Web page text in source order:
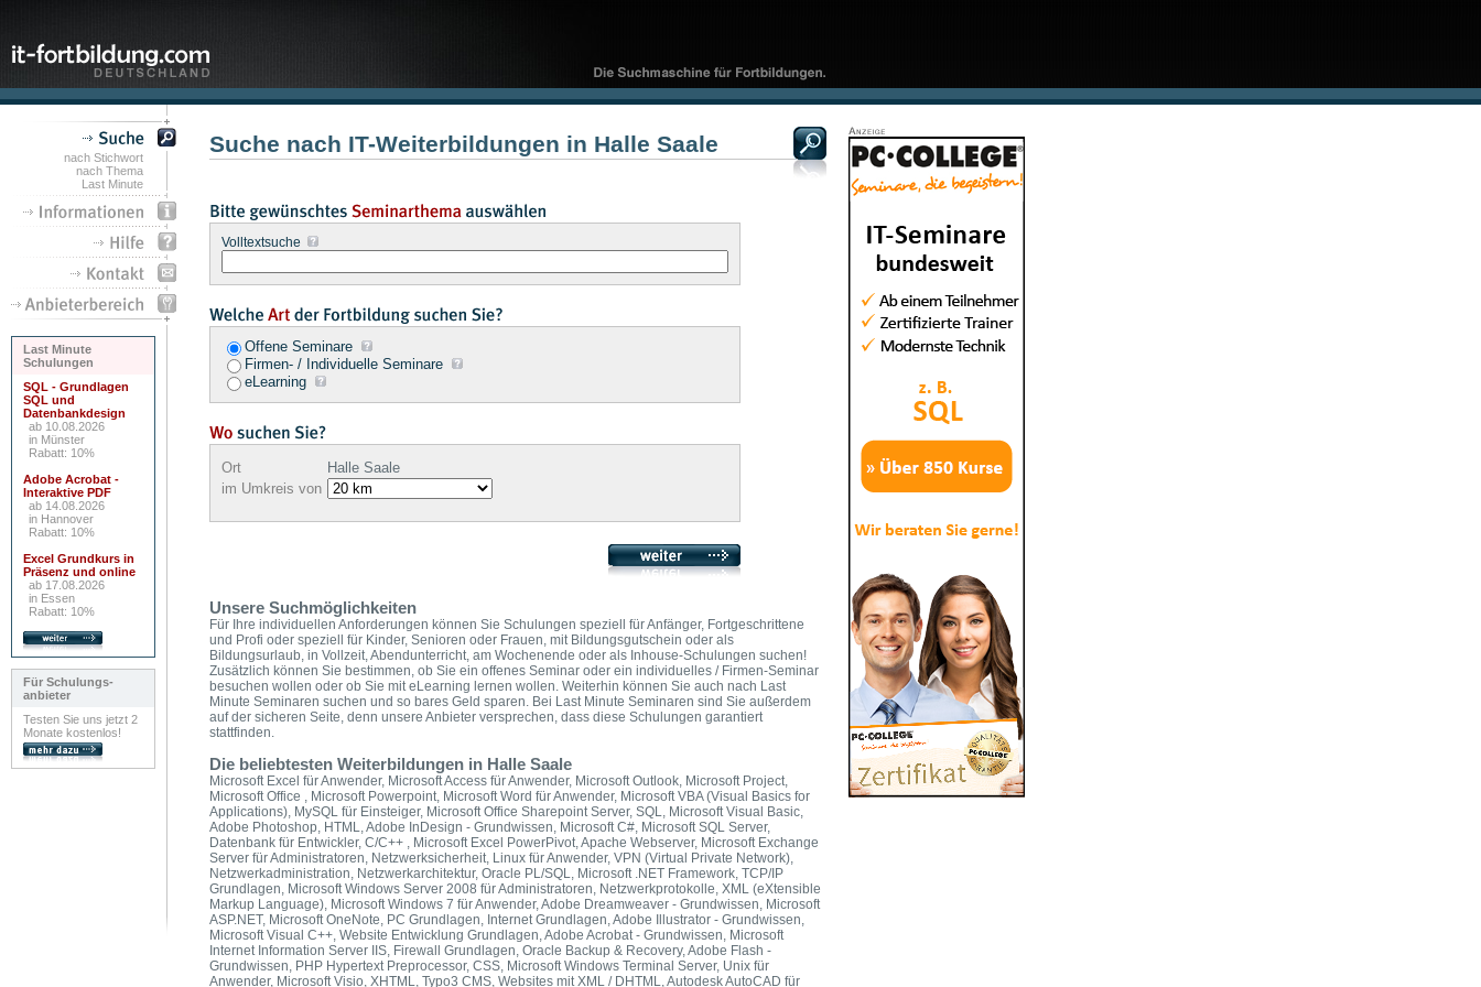
nach Stichwort
nach Thema
Last Minute
Last Minute
Schulungen
SQL - Grundlagen
SQL und
Datenbankdesign
ab 10.08.2026
in Münster
Rabatt: 10%
Adobe Acrobat -
Interaktive PDF
ab 14.08.2026
in Hannover
Rabatt: 10%
Excel Grundkurs in
Präsenz und online
ab 17.08.2026
in Essen
Rabatt: 10%
Für Schulungs-
anbieter
Testen Sie uns jetzt 2
Monate kostenlos!
Suche nach IT-Weiterbildungen in Halle Saale
Volltextsuche
Offene Seminare
Firmen- / Individuelle Seminare
eLearning
Ort
Halle Saale
im Umkreis von
Unsere Suchmöglichkeiten
Für Ihre individuellen Anforderungen können Sie Schulungen speziell für Anfänger, Fortgeschrittene
und Profi oder speziell für Kinder, Senioren oder Frauen, mit Bildungsgutschein oder als
Bildungsurlaub, in Vollzeit, Abendunterricht, am Wochenende oder als Inhouse-Schulungen suchen!
Zusätzlich können Sie bestimmen, ob Sie ein offenes Seminar oder ein individuelles / Firmen-Seminar
besuchen wollen oder ob Sie mit eLearning lernen wollen. Weiterhin können Sie auch nach Last
Minute Seminaren suchen und so bares Geld sparen. Bei Last Minute Seminaren sind Sie außerdem
auf der sicheren Seite, denn unsere Anbieter versprechen, dass diese Schulungen garantiert
stattfinden.
Die beliebtesten Weiterbildungen in Halle Saale
Microsoft Excel für Anwender, Microsoft Access für Anwender, Microsoft Outlook, Microsoft Project,
Microsoft Office , Microsoft Powerpoint, Microsoft Word für Anwender, Microsoft VBA (Visual Basics for
Applications), MySQL für Einsteiger, Microsoft Office Sharepoint Server, SQL, Microsoft Visual Basic,
Adobe Photoshop, HTML, Adobe InDesign - Grundwissen, Microsoft C#, Microsoft SQL Server,
Datenbank für Entwickler, C/C++ , Microsoft Excel PowerPivot, Apache Webserver, Microsoft Exchange
Server für Administratoren, Netzwerksicherheit, Linux für Anwender, VPN (Virtual Private Network),
Netzwerkadministration, Netzwerkarchitektur, Oracle PL/SQL, Microsoft .NET Framework, TCP/IP
Grundlagen, Microsoft Windows Server 2008 für Administratoren, Netzwerkprotokolle, XML (eXtensible
Markup Language), Microsoft Windows 7 für Anwender, Adobe Dreamweaver - Grundwissen, Microsoft
ASP.NET, Microsoft OneNote, PC Grundlagen, Internet Grundlagen, Adobe Illustrator - Grundwissen,
Microsoft Visual C++, Website Entwicklung Grundlagen, Adobe Acrobat - Grundwissen, Microsoft
Internet Information Server IIS, Firewall Grundlagen, Oracle Backup & Recovery, Adobe Flash -
Grundwissen, PHP Hypertext Preprocessor, CSS, Microsoft Windows Terminal Server, Unix für
Anwender, Microsoft Visio, XHTML, Typo3 CMS, Websites mit XML / DHTML, Autodesk AutoCAD für